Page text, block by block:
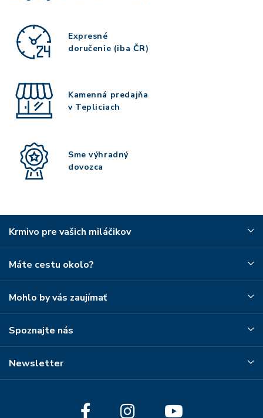
Expresné
doručenie (iba ČR)
Kamenná predajňa
v Tepliciach
Sme výhradný
dovozca
Krmivo pre vašich miláčikov
Máte cestu okolo?
Mohlo by vás zaujímať
Spoznajte nás
Newsletter